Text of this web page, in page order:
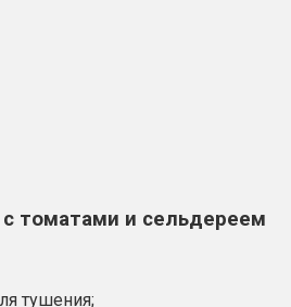
томатами и сельдереем
тушения;